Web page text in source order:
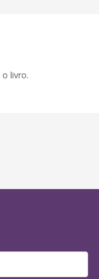
livro.